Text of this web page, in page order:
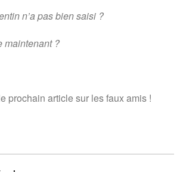
n’a pas bien saisi ?
maintenant ?
prochain article sur les faux amis !